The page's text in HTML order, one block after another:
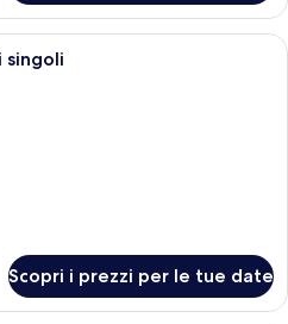
Una camera d'albergo con un letto,
singoli
Scopri i prezzi per le tue date